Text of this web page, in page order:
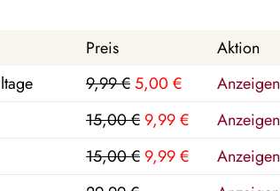
Preis
Aktion
9,99 €5,00 €
Anzeigen
15,00 € 9,99 €
Anzeigen
15,00 € 9,99 €
Anzeigen